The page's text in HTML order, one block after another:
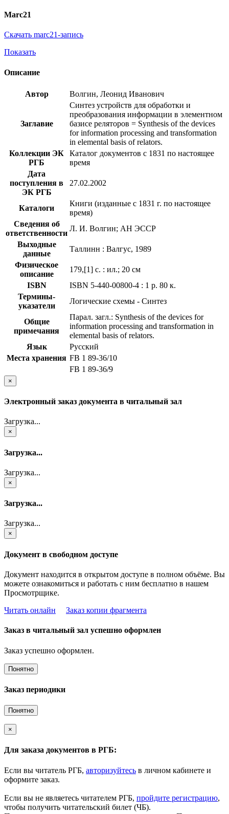
Marc21
Скачать marc21-запись
Показать
Описание
Автор Волгин, Леонид Иванович
Заглавие
Синтез устройств для обработки и
преобразования информации в элементном
базисе реляторов = Synthesis of the devices
for information processing and transformation
in elemental basis of relators.
Коллекции ЭК
РГБ
Каталог документов с 1831 по настоящее
время
Дата
поступления в
ЭК РГБ
27.02.2002
Каталоги
Книги (изданные с 1831 г. по настоящее
время)
Сведения об
ответственности
Л. И. Волгин; АН ЭССР
Выходные
данные
Таллинн : Валгус, 1989
Физическое
описание
179,[1] с. : ил.; 20 см
ISBN
ISBN 5-440-00800-4 : 1 р. 80 к.
Термины-
указатели
Логические схемы - Синтез
Общие
примечания
Парал. загл.: Synthesis of the devices for
information processing and transformation in
elemental basis of relators.
Язык
Русский
Места хранения FB 1 89-36/10
FB 1 89-36/9
×
Электронный заказ документа в читальный зал
Загрузка...
×
Загрузка...
Загрузка...
×
Загрузка...
Загрузка...
×
Документ в свободном доступе
Документ находится в открытом доступе в полном объёме. Вы
можете ознакомиться и работать с ним бесплатно в нашем
Просмотрщике.
Читать онлайн
Заказ копии фрагмента
Заказ в читальный зал успешно оформлен
Заказ успешно оформлен.
Понятно
Заказ периодики
Понятно
×
Для заказа документов в РГБ:
Если вы читатель РГБ, авторизуйтесь в личном кабинете и
оформите заказ.
Если вы не являетесь читателем РГБ, пройдите регистрацию,
чтобы получить читательский билет (ЧБ).